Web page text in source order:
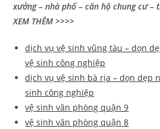
xưởng – nhà phố – căn hộ chung cư –
XEM THÊM >>>>
dịch vụ vệ sinh vũng tàu – dọn
vệ sinh công nghiệp
dịch vụ vệ sinh bà rịa – dọn dẹp
sinh công nghiệp
vệ sinh văn phòng quận 9
vệ sinh văn phòng quận 8